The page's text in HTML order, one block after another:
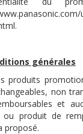
générales
produits
non
et
ou produit de
proposé.